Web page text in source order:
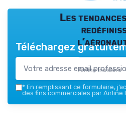
Les
Airline Insiders
Téléchargez
* En remplissant ce formulaire,
des fins commerciales par